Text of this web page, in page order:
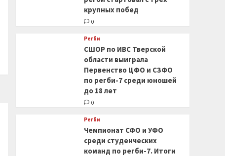
крупных побед
0
Регби
СШОР по ИВС Тверской
области выиграла
Первенство ЦФО и СЗФО
по регби-7 среди юношей
до 18 лет
0
Регби
Чемпионат СФО и УФО
среди студенческих
команд по регби-7. Итоги